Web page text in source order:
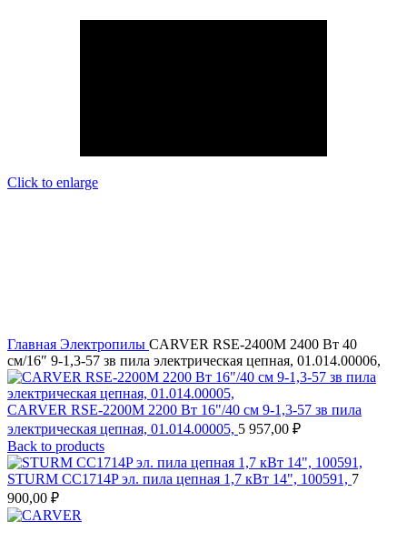
Click to enlarge
Главная Электропилы CARVER RSE-2400М 2400 Вт 40
см/16″ 9-1,3-57 зв пила электрическая цепная, 01.014.00006,
CARVER RSE-2200М 2200 Вт 16"/40 см 9-1,3-57 зв пила
электрическая цепная, 01.014.00005, 5 957,00 ₽
Back to products
STURM CC1714P эл. пила цепная 1,7 кВт 14", 100591, 7
900,00 ₽